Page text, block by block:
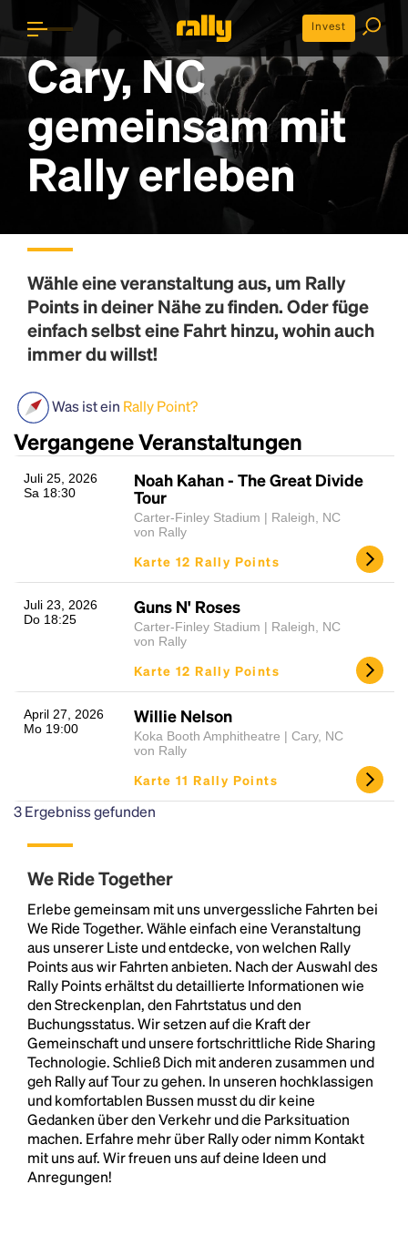
Invest
Cary, NC
gemeinsam mit
Rally erleben
Wähle eine veranstaltung aus, um Rally
Pointsin deiner Nähe zu finden. Oder füge
einfach selbst eine Fahrt hinzu, wohin auch
immer du willst!
Was ist ein Rally Point?
Vergangene Veranstaltungen
Juli 25, 2026
Sa 18:30
Noah Kahan - The Great Divide
Tour
Carter-Finley Stadium | Raleigh, NC
von Rally
Karte 12 Rally Points
Juli 23, 2026
Do 18:25
Guns N' Roses
Carter-Finley Stadium | Raleigh, NC
von Rally
Karte 12 Rally Points
April 27, 2026
Mo 19:00
Willie Nelson
Koka Booth Amphitheatre | Cary, NC
von Rally
Karte 11 Rally Points
3Ergebniss gefunden
We Ride Together
Erlebe gemeinsam mit uns unvergessliche Fahrten bei
We Ride Together. Wähle einfach eine Veranstaltung
aus unserer Liste und entdecke, von welchen Rally
Points aus wir Fahrten anbieten. Nach der Auswahl des
Rally Points erhältst du detaillierte Informationen wie
den Streckenplan, den Fahrtstatus und den
Buchungsstatus. Wir setzen auf die Kraft der
Gemeinschaft und unsere fortschrittliche Ride Sharing
Technologie. Schließ Dich mit anderen zusammen und
geh Rally auf Tour zu gehen. In unseren hochklassigen
und komfortablen Bussen musst du dir keine
Gedanken über den Verkehr und die Parksituation
machen. Erfahre mehr über Rally oder nimm Kontakt
mit uns auf. Wir freuen uns auf deine Ideen und
Anregungen!
Headline
Lorem Ipsum is simply dummy text of the printing
and typesetting industry.Lorem Ipsum has been the
industry's standarddummy text ever since the
1500s, when an unknown printer took a galley of
type and scrambled it to make a type specimen
book. It has survived not only five centuries, but also
the leap into electronic typesetting, remaining
essentially unchanged.